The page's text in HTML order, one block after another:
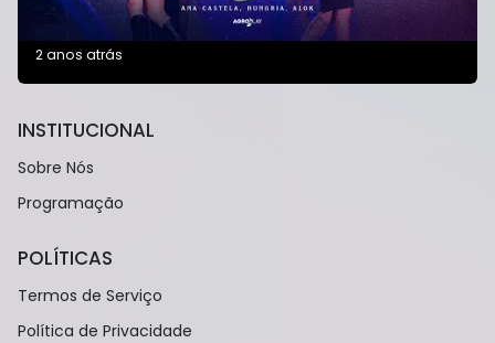
2 anos atrás
INSTITUCIONAL
Sobre Nós
Programação
POLÍTICAS
Termos de Serviço
Política de Privacidade